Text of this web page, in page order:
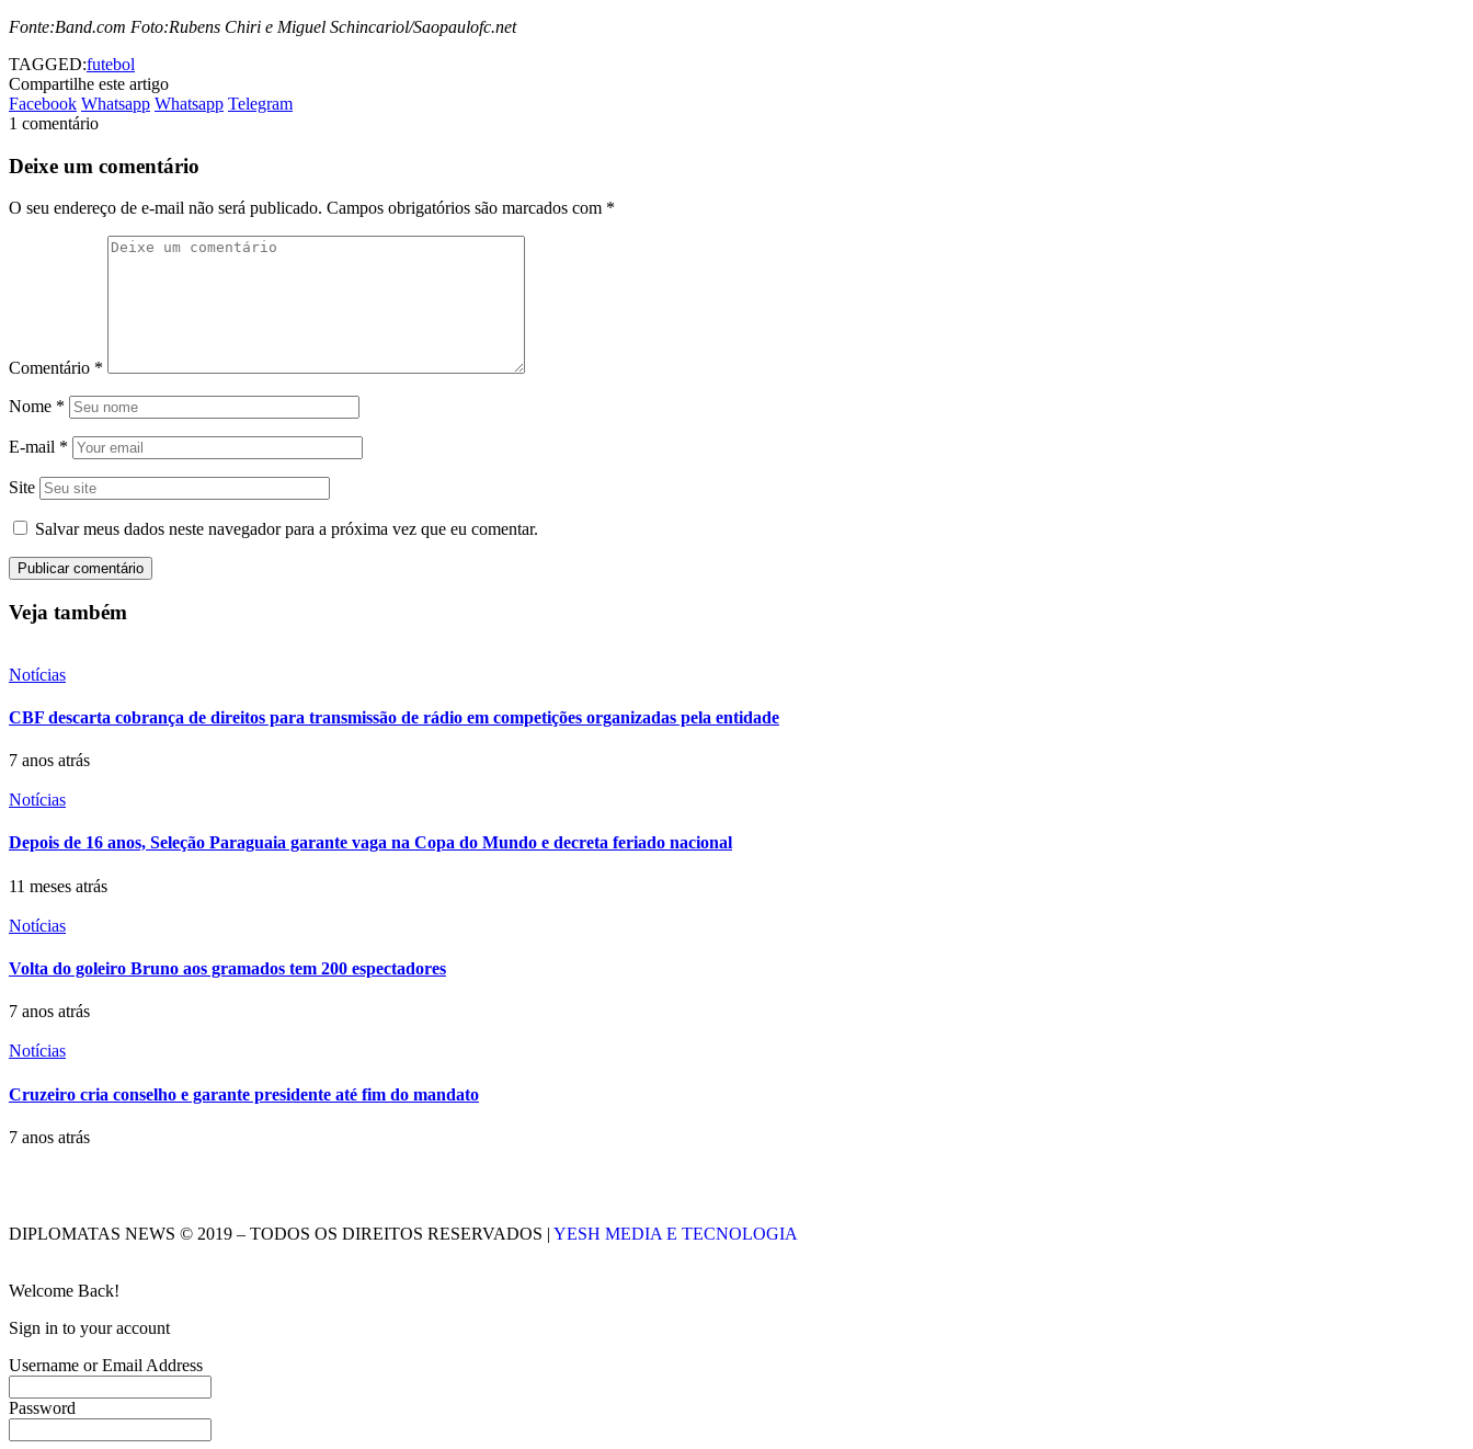
Fonte:Band.com Foto:Rubens Chiri e Miguel Schincariol/Saopaulofc.net
TAGGED:futebol
Compartilhe este artigo
Facebook Whatsapp Whatsapp Telegram
1 comentário
Deixe um comentário
O seu endereço de e-mail não será publicado. Campos obrigatórios são marcados com *
Comentário *
Nome *
E-mail *
Site
Salvar meus dados neste navegador para a próxima vez que eu comentar.
Veja também
Notícias
CBF descarta cobrança de direitos para transmissão de rádio em competições organizadas pela entidade
7 anos atrás
Notícias
Depois de 16 anos, Seleção Paraguaia garante vaga na Copa do Mundo e decreta feriado nacional
11 meses atrás
Notícias
Volta do goleiro Bruno aos gramados tem 200 espectadores
7 anos atrás
Notícias
Cruzeiro cria conselho e garante presidente até fim do mandato
7 anos atrás
DIPLOMATAS NEWS © 2019 – TODOS OS DIREITOS RESERVADOS | YESH MEDIA E TECNOLOGIA
Welcome Back!
Sign in to your account
Username or Email Address
Password